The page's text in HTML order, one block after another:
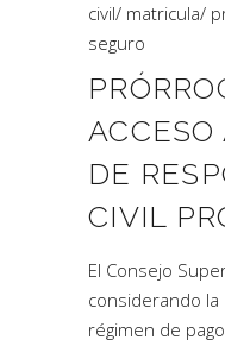
civil/ matricula/
seguro
ACCESO
DE
CIVIL
El Consejo
considerando
régimen de